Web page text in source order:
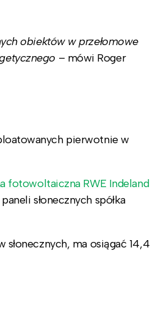
obiektów w przełomowe
– mówi Roger
pierwotnie w
fotowoltaiczna RWE Indeland
słonecznych spółka
słonecznych, ma osiągać 14,4